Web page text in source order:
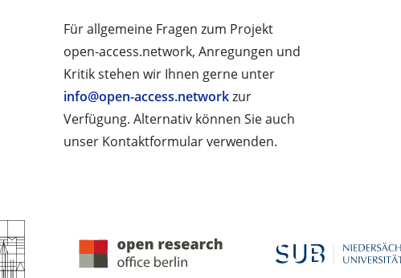
Für allgemeine Fragen zum Projekt
open-access.network, Anregungen und
Kritik stehen wir Ihnen gerne unter
info@open-access.networkzur
Verfügung. Alternativ können Sie auch
unser Kontaktformular verwenden.